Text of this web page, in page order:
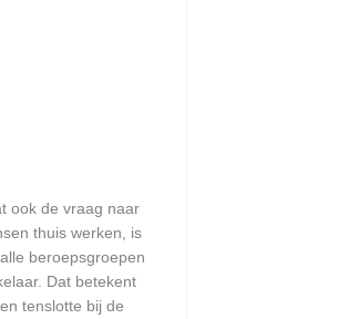
ook de vraag naar
thuis werken, is
beroepsgroepen
Dat betekent
tenslotte bij de